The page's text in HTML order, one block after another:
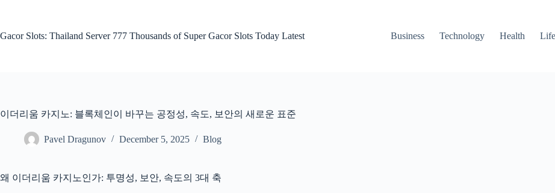
Gacor Slots: Thailand Server 777 Thousands of Super Gacor Slots Today Latest
Business Technology Health
이더리움 카지노: 블록체인이 바꾸는 공정성, 속도, 보안의 새로운 표준
Pavel Dragunov December 5, 2025 Blog
왜 이더리움 카지노인가: 투명성, 보안, 속도의 3대 축